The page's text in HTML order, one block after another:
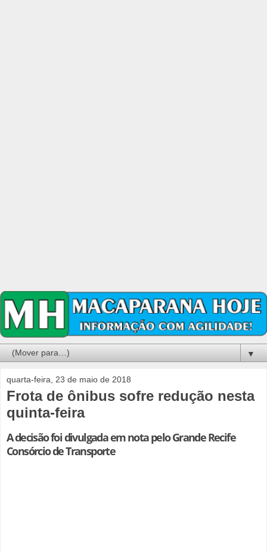
▼
quarta-feira, 23 de maio de 2018
Frota de ônibus sofre redução nesta
quinta-feira
A decisão foi divulgada em nota pelo Grande Recife
Consórcio de Transporte